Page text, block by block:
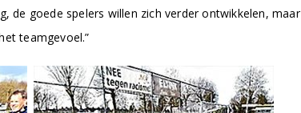
de goede spelers willen zich verder ontwikkelen,
teamgevoel.”